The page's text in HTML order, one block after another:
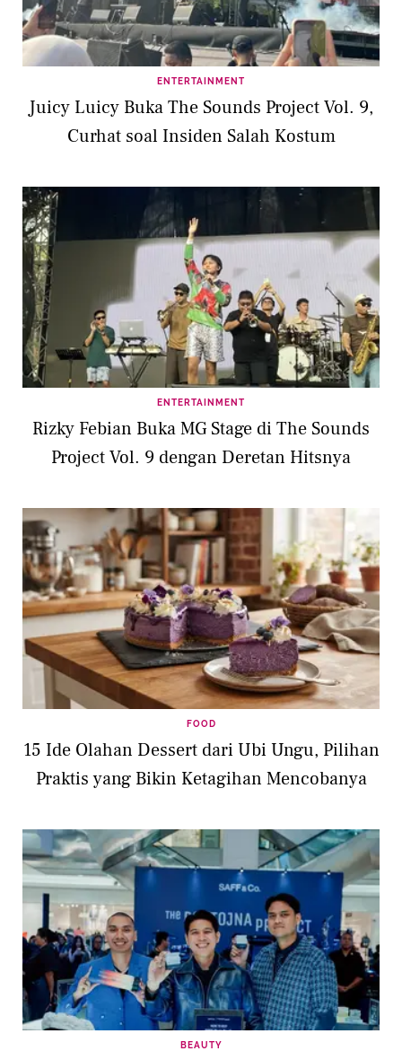
ENTERTAINMENT
Juicy Luicy Buka The Sounds Project Vol. 9,
Curhat soal Insiden Salah Kostum
ENTERTAINMENT
Rizky Febian Buka MG Stage di The Sounds
Project Vol. 9 dengan Deretan Hitsnya
FOOD
15 Ide Olahan Dessert dari Ubi Ungu, Pilihan
Praktis yang Bikin Ketagihan Mencobanya
BEAUTY